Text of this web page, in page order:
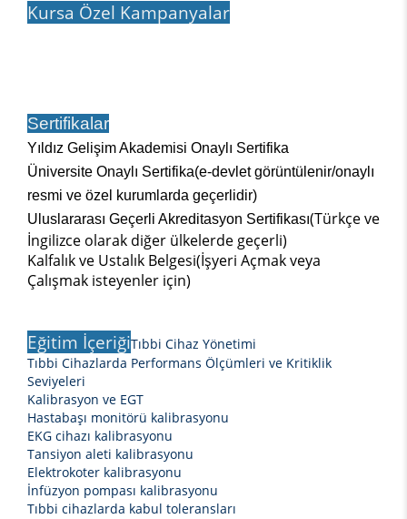
Kursa Özel Kampanyalar
Sertifikalar
Yıldız Gelişim Akademisi Onaylı Sertifika
Üniversite Onaylı Sertifika(e-devlet görüntülenir/onaylı
resmi ve özel kurumlarda geçerlidir)
Uluslararası Geçerli Akreditasyon Sertifikası(Türkçe ve
İngilizce olarak diğer ülkelerde geçerli)
Kalfalık ve Ustalık Belgesi(İşyeri Açmak veya
Çalışmak isteyenler için)
Eğitim İçeriğiTıbbi Cihaz Yönetimi
Tıbbi Cihazlarda Performans Ölçümleri ve Kritiklik
Seviyeleri
Kalibrasyon ve EGT
Hastabaşı monitörü kalibrasyonu
EKG cihazı kalibrasyonu
Tansiyon aleti kalibrasyonu
Elektrokoter kalibrasyonu
İnfüzyon pompası kalibrasyonu
Tıbbi cihazlarda kabul toleransları